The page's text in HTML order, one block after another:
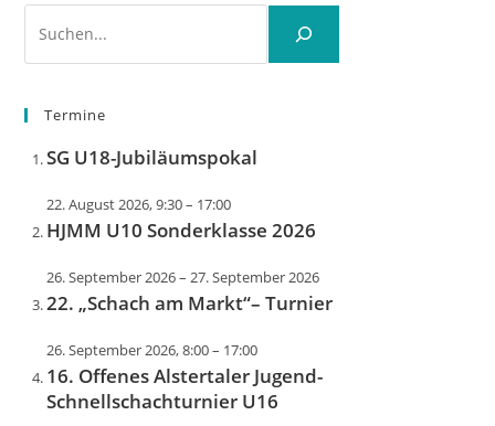
Termine
SG U18-Jubiläumspokal
22. August 2026, 9:30– 17:00
HJMM U10 Sonderklasse 2026
26. September 2026–27. September 2026
22. „Schach am Markt“– Turnier
26. September 2026, 8:00– 17:00
16. Offenes Alstertaler Jugend-
Schnellschachturnier U16